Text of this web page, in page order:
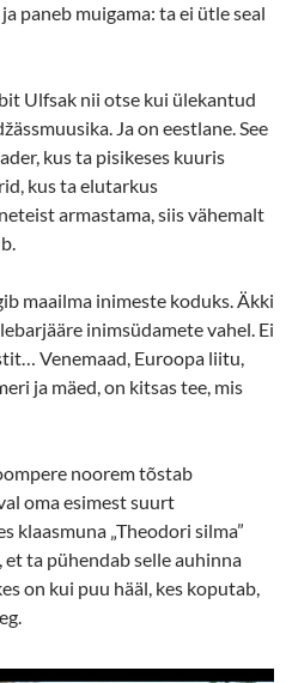
paneb muigama: ta ei ütle seal
Ulfsak nii otse kui ülekantud
Ja on eestlane. See
kus ta pisikeses kuuris
kus ta elutarkus
armastama, siis vähemalt
maailma inimeste koduks. Äkki
inimsüdamete vahel. Ei
Venemaad, Euroopa liitu,
ja mäed, on kitsas tee, mis
noorem tõstab
oma esimest suurt
klaasmuna „Theodori silma”
ta pühendab selle auhinna
on kui puu hääl, kes koputab,